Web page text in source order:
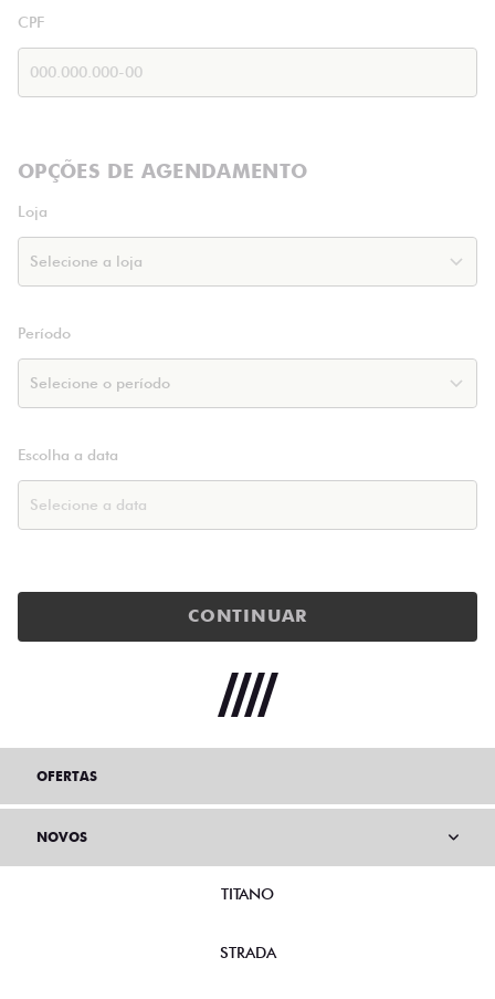
CPF
OPÇÕES DE AGENDAMENTO
Loja
Período
Escolha a data
CONTINUAR
OFERTAS
NOVOS
TITANO
STRADA